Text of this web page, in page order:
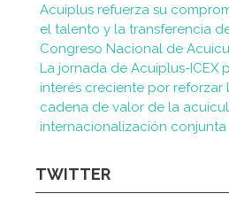
Acuiplus refuerza su
el talento y la transferencia
Congreso Nacional de
La jornada de Acuiplus-ICEX
interés creciente por
cadena de valor de la
internacionalización conjunta
TWITTER